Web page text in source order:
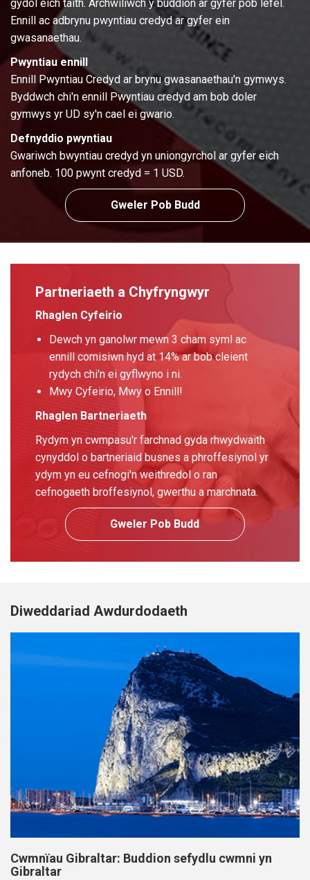
gydol eich taith. Archwiliwch y buddion ar gyfer pob lefel.
Ennill ac adbrynu pwyntiau credyd ar gyfer ein
gwasanaethau.
Pwyntiau ennill
Ennill Pwyntiau Credyd ar brynu gwasanaethau'n gymwys.
Byddwch chi'n ennill Pwyntiau credyd am bob doler
gymwys yr UD sy'n cael ei gwario.
Defnyddio pwyntiau
Gwariwch bwyntiau credyd yn uniongyrchol ar gyfer eich
anfoneb. 100 pwynt credyd = 1 USD.
Gweler Pob Budd
Partneriaeth a Chyfryngwyr
Rhaglen Cyfeirio
Dewch yn ganolwr mewn 3 cham syml ac
ennill comisiwn hyd at 14% ar bob cleient
rydych chi'n ei gyflwyno i ni.
Mwy Cyfeirio, Mwy o Ennill!
Rhaglen Bartneriaeth
Rydym yn cwmpasu'r farchnad gyda rhwydwaith
cynyddol o bartneriaid busnes a phroffesiynol yr
ydym yn eu cefnogi'n weithredol o ran
cefnogaeth broffesiynol, gwerthu a marchnata.
Gweler Pob Budd
Diweddariad Awdurdodaeth
Cwmnïau Gibraltar: Buddion sefydlu cwmni yn
Gibraltar